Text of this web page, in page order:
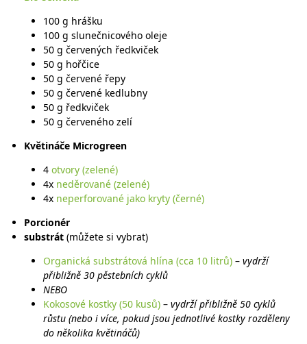
100 g hrášku
100 g slunečnicového oleje
50 g červených ředkviček
50 g hořčice
50 g červené řepy
50 g červené kedlubny
50 g ředkviček
50 g červeného zelí
Květináče Microgreen
4 otvory (zelené)
4x neděrované (zelené)
4x neperforované jako kryty (černé)
Porcionér
substrát (můžete si vybrat)
Organická substrátová hlína (cca 10 litrů) – vydrží
přibližně 30 pěstebních cyklů
NEBO
Kokosové kostky (50 kusů) – vydrží přibližně 50 cyklů
růstu (nebo i více, pokud jsou jednotlivé kostky rozděleny
do několika květináčů)